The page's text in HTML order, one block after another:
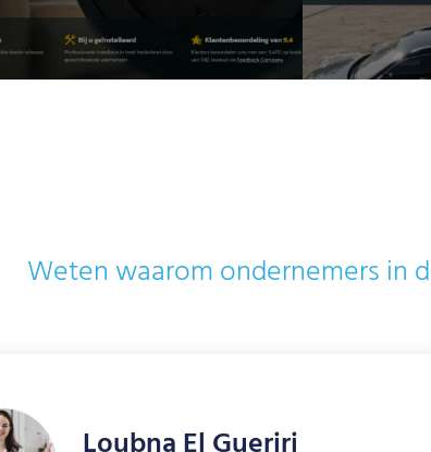
Weten waarom ondernemers in